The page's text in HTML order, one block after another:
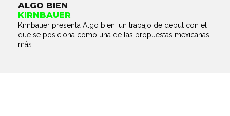
ALGO BIEN
KIRNBAUER
Kirnbauer presenta Algo bien, un trabajo de debut con el
que se posiciona como una de las propuestas mexicanas
más...